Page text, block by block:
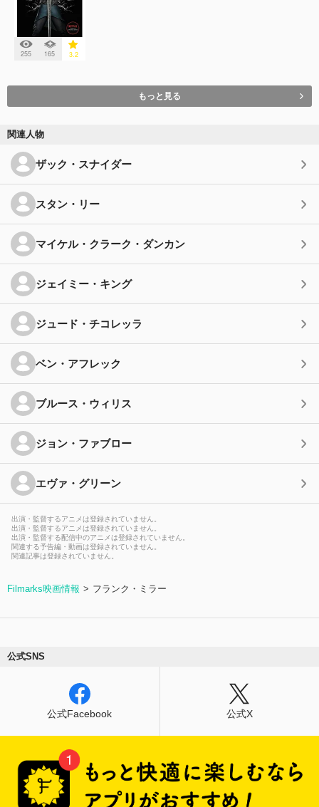
255 165 3.2
もっと見る
関連人物
ザック・スナイダー
スタン・リー
マイケル・クラーク・ダンカン
ジェイミー・キング
ジュード・チコレッラ
ベン・アフレック
ブルース・ウィリス
ジョン・ファブロー
エヴァ・グリーン
出演・監督するアニメは登録されていません。
出演・監督するアニメは登録されていません。
出演・監督する配信中のアニメは登録されていません。
関連する予告編・動画は登録されていません。
関連記事は登録されていません。
Filmarks映画情報 フランク・ミラー
公式SNS
公式Facebook 公式X